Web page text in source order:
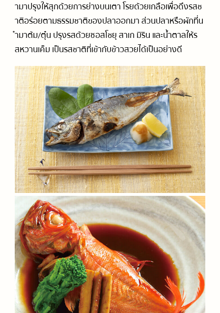
ามาปรุงให้สุกด้วยการย่างบนเตา โรยด้วยเกลือเพื่อดึงรสช
าติอร่อยตามธรรมชาติของปลาออกมา ส่วนปลาหรือผักที่น
ำมาต้ม/ตุ๋น ปรุงรสด้วยซอสโชยุ สาเก มิริน และน้ำตาลให้ร
สหวานเค็ม เป็นรสชาติที่เข้ากับข้าวสวยได้เป็นอย่างดี